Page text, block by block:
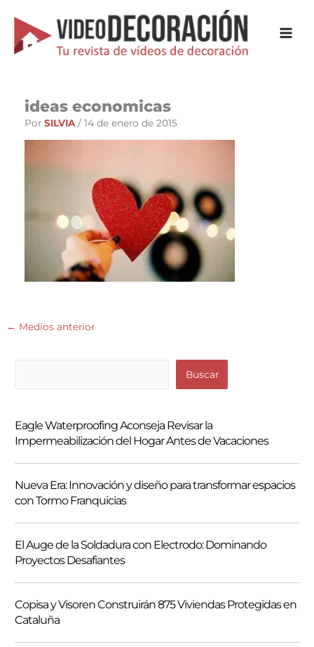
contenido
ideas economicas
Por SILVIA/ 14 de enero de 2015
← Medios anterior
c
a
r
Buscar
Eagle Waterproofing Aconseja Revisar la
Impermeabilización del Hogar Antes de Vacaciones
Nueva Era: Innovación y diseño para transformar espacios
con Tormo Franquicias
El Auge de la Soldadura con Electrodo: Dominando
Proyectos Desafiantes
Copisa y Visoren Construirán 875 Viviendas Protegidas en
Cataluña